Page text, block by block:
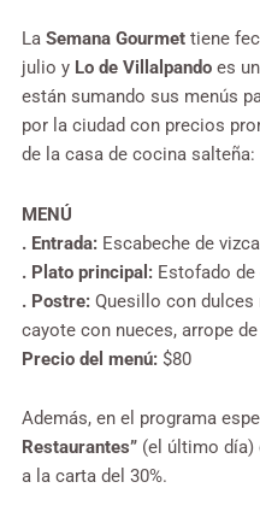
La Semana Gourmet tiene
julio y Lo de Villalpando es
están sumando sus menús
por la ciudad con precios
de la casa de cocina salteña:
MENÚ
. Entrada: Escabeche de
. Plato principal: Estofado
. Postre: Quesillo con dulces
cayote con nueces, arrope
Precio del menú: $80
Además, en el programa
Restaurantes” (el último día)
a la carta del 30%.